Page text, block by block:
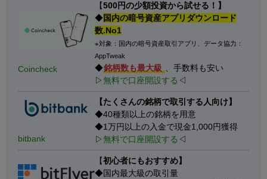
Coincheck
【500円の少額投資から試せる！】
◆国内の暗号資産アプリダウンロード
数.No1
※対象：国内の暗号資産取引アプリ、データ協力：
AppTweak
◆銘柄数も最大級 、手数料も安い
▷無料で口座開設する ◁
bitbank
【たくさんの銘柄で取引する人向け】
◆40種類以上の銘柄を用意
◆1万円以上の入金で現金1,000円獲得
▷無料で口座開設する ◁
【初心者にもおすすめ】
◆国内最大級の取引量